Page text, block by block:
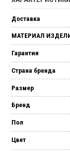
Доставка
МАТЕРИАЛ
Гарантия
Страна бренда
Размер
Бренд
Пол
Цвет